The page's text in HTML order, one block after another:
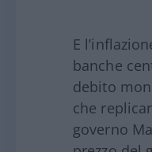
E
banche
debito
che
governo